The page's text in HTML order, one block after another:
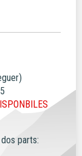
parts: